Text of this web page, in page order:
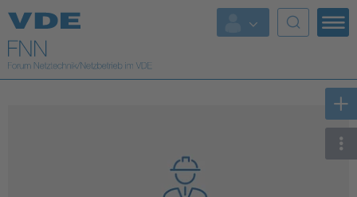
Top Themen
Fokusthemen